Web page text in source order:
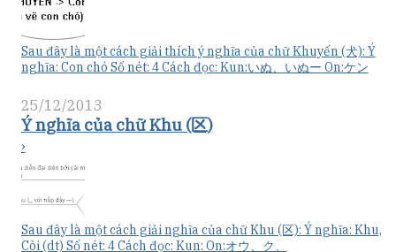
Sau đây là một cách giải thích ý nghĩa của chữ Khuyến (犬): Ý
nghĩa: Con chó Số nét: 4 Cách đọc: Kun:いぬ、いぬー On:ケン
25/12/2013
Ý nghĩa của chữ Khu (区)
›
Sau đây là một cách giải nghĩa của chữ Khu (区): Ý nghĩa: Khu,
Cõi (dt) Số nét: 4 Cách đọc: Kun: On:オウ、ク、